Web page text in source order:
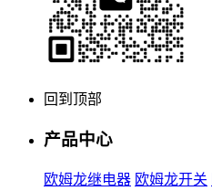
回到顶部
产品中心
欧姆龙继电器 欧姆龙开关